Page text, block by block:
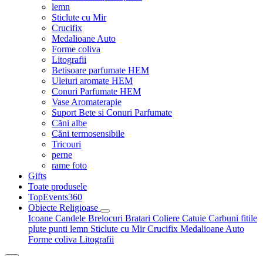
lemn
Sticlute cu Mir
Crucifix
Medalioane Auto
Forme coliva
Litografii
Betisoare parfumate HEM
Uleiuri aromate HEM
Conuri Parfumate HEM
Vase Aromaterapie
Suport Bete si Conuri Parfumate
Căni albe
Căni termosensibile
Tricouri
perne
rame foto
Gifts
Toate produsele
TopEvents360
Obiecte Religioase
Icoane Candele Brelocuri Bratari Coliere Catuie Carbuni fitile
plute punti lemn Sticlute cu MirCrucifix Medalioane Auto
Forme coliva Litografii